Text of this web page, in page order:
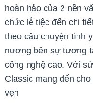
hoàn hảo của 2 nền
chức lễ tiệc đến chi
theo câu chuyện tình
nương bên sự tương
công nghệ cao. Với
Classic mang đến
vẹn